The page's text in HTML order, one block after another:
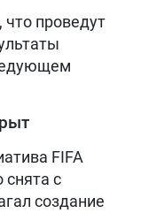
проведут
FIFA
снята с
создание